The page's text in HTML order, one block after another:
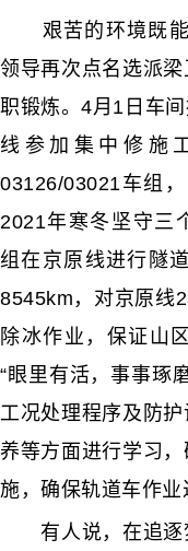
艰苦的环境既能
领导再次点名选派
职锻炼。4月1日车
线参加集中修施
03126/03021车组
2021年寒冬坚守三
组在京原线进行隧
8545km，对京原线
除冰作业，保证山
“眼里有活，事事琢
工况处理程序及防
养等方面进行学习
施，确保轨道车作业
有人说，在追逐